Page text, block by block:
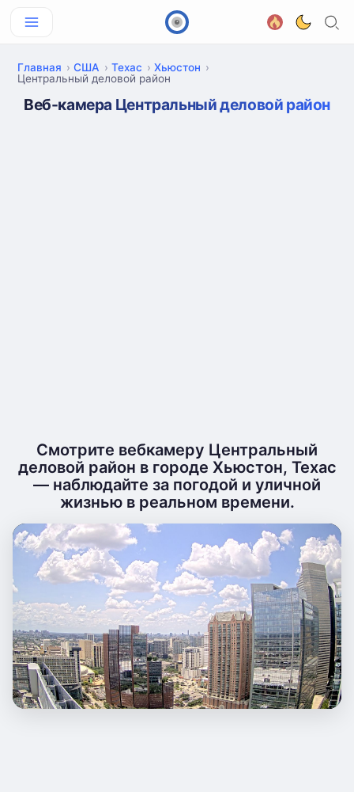
Главная США Техас
Хьюстон
Центральный деловой район
Веб-камера Центральный деловой район
Смотрите вебкамеру Центральный
деловой район в городе Хьюстон, Техас
— наблюдайте за погодой и уличной
жизнью в реальном времени.